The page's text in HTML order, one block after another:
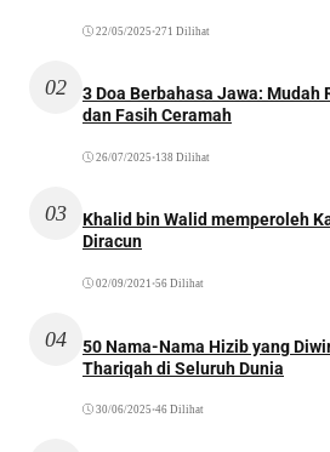
22/05/2025 •271 Dilihat
02
3 Doa Berbahasa Jawa: Mudah
dan Fasih Ceramah
26/07/2025 •138 Dilihat
03
Khalid bin Walid memperoleh
Diracun
02/09/2021 •56 Dilihat
04
50 Nama-Nama Hizib yang
Thariqah di Seluruh Dunia
30/06/2025 •46 Dilihat